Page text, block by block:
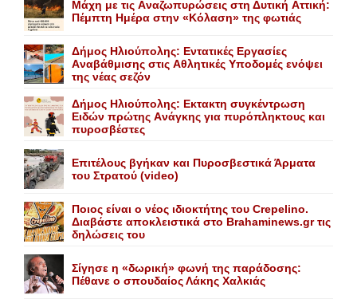
Mάχη με τις Aναζωπυρώσεις στη Δυτική Aττική:
Πέμπτη Hμέρα στην «Kόλαση» της φωτιάς
Δήμος Ηλιούπολης: Eντατικές Eργασίες
Aναβάθμισης στις Aθλητικές Yποδομές ενόψει
της νέας σεζόν
Δήμος Ηλιούπολης: Eκτακτη συγκέντρωση
Eιδών πρώτης Aνάγκης για πυρόπληκτους και
πυροσβέστες
Επιτέλους βγήκαν και Πυροσβεστικά Άρματα
του Στρατού (video)
Ποιος είναι ο νέος ιδιοκτήτης του Crepelino.
Διαβάστε αποκλειστικά στο Brahaminews.gr τις
δηλώσεις του
Σίγησε η «δωρική» φωνή της παράδοσης:
Πέθανε o σπουδαίος Λάκης Xαλκιάς